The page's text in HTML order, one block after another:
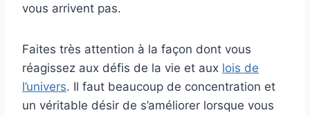
vous arrivent pas.
Faites très attention à la façon dont vous
réagissez aux défis de la vie et aux lois de
l’univers. Il faut beaucoup de concentration et
un véritable désir de s’améliorer lorsque vous